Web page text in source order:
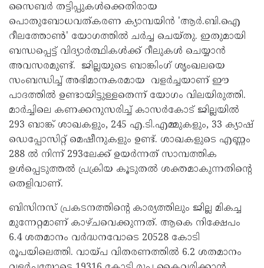
സൈബർ തട്ടിപ്പുകൾക്കെതിരായ
പൊതുബോധവത്കരണ ക്യാമ്പയിൻ 'ആർ.ബി.ഐ
റീലത്തോൺ' യോഗത്തിൽ ചർച്ച ചെയ്തു. ഇതുമായി
ബന്ധപ്പെട്ട് വിദ്യാർത്ഥികൾക്ക് റീലുകൾ ചെയ്യാൻ
അവസരമുണ്ട്. ജില്ലയുടെ ബാങ്കിംഗ് ശൃംഖലയെ
സംബന്ധിച്ച് അഭിമാനകരമായ വളർച്ചയാണ് ഈ
പാദത്തിൽ ഉണ്ടായിട്ടുള്ളതെന്ന് യോഗം വിലയിരുത്തി.
മാർച്ചിലെ കണക്കനുസരിച്ച് കാസർകോട് ജില്ലയിൽ
293 ബാങ്ക് ശാഖകളും, 245 എ.ടി.എമ്മുകളും, 33 ക്യാഷ്
ഡെപ്പോസിറ്റ് മെഷീനുകളും ഉണ്ട്. ശാഖകളുടെ എണ്ണം
288 ൽ നിന്ന് 293ലേക്ക് ഉയർന്നത് സാമ്പത്തിക
ഉൾപ്പെടുത്തൽ പ്രക്രിയ കൂടുതൽ ശക്തമാകുന്നതിന്റെ
തെളിവാണ്.
ബിസിനസ് പ്രകടനത്തിന്റെ കാര്യത്തിലും ജില്ല മികച്ച
മുന്നേറ്റമാണ് കാഴ്ചവെക്കുന്നത്. ആകെ നിക്ഷേപം
6.4 ശതമാനം വർദ്ധനവോടെ 20528 കോടി
രൂപയിലെത്തി. വായ്പ വിതരണത്തിൽ 6.2 ശതമാനം